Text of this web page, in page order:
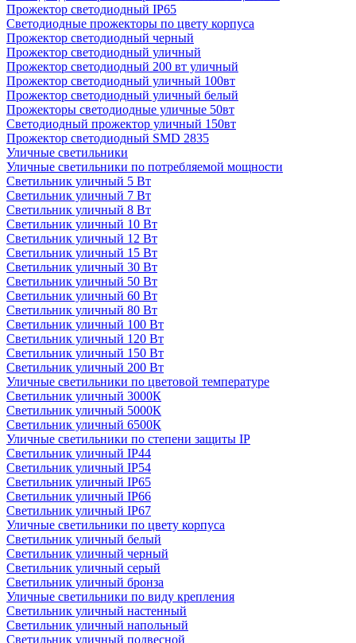
Прожектор светодиодный IP65
Светодиодные прожекторы по цвету корпуса
Прожектор светодиодный черный
Прожектор светодиодный уличный
Прожектор светодиодный 200 вт уличный
Прожектор светодиодный уличный 100вт
Прожектор светодиодный уличный белый
Прожекторы светодиодные уличные 50вт
Светодиодный прожектор уличный 150вт
Прожектор светодиодный SMD 2835
Уличные светильники
Уличные светильники по потребляемой мощности
Светильник уличный 5 Вт
Светильник уличный 7 Вт
Светильник уличный 8 Вт
Светильник уличный 10 Вт
Светильник уличный 12 Вт
Светильник уличный 15 Вт
Светильник уличный 30 Вт
Светильник уличный 50 Вт
Светильник уличный 60 Вт
Светильник уличный 80 Вт
Светильник уличный 100 Вт
Светильник уличный 120 Вт
Светильник уличный 150 Вт
Светильник уличный 200 Вт
Уличные светильники по цветовой температуре
Cветильник уличный 3000К
Cветильник уличный 5000К
Cветильник уличный 6500К
Уличные светильники по степени защиты IP
Светильник уличный IP44
Светильник уличный IP54
Светильник уличный IP65
Светильник уличный IP66
Светильник уличный IP67
Уличные светильники по цвету корпуса
Светильник уличный белый
Светильник уличный черный
Светильник уличный серый
Светильник уличный бронза
Уличные светильники по виду крепления
Светильник уличный настенный
Светильник уличный напольный
Светильник уличный подвесной